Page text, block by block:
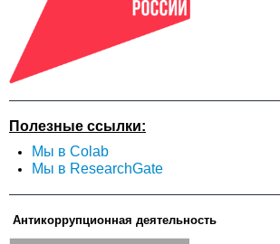
Полезные ссылки:
Мы в Colab
Мы в ResearchGate
Антикоррупционная деятельность